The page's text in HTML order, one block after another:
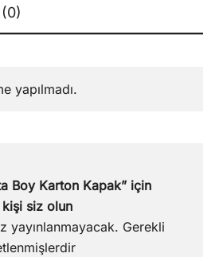
yapılmadı.
Boy Karton Kapak” için
siz olun
yayınlanmayacak. Gerekli